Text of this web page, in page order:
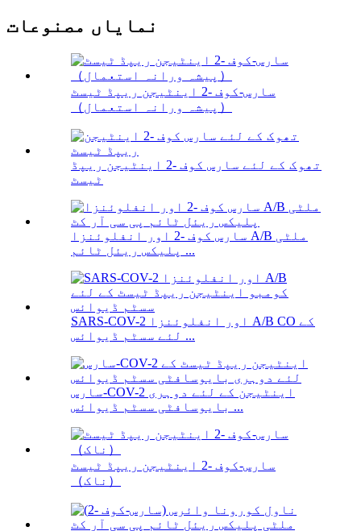
نمایاں مصنوعات
سارس-کوف -2 اینٹیجن ریپڈ ٹیسٹ
（پیشہ ورانہ استعمال）
تھوک کے لئے سارس کوف -2 اینٹیجن ریپڈ
ٹیسٹ
سارس کوف -2 اور انفلوئنزا A/B ملٹی
پلیکس ریئل ٹائم ...
SARS-COV-2 اور انفلوئنزا A/B CO کے
لئے سسٹم ڈیوائس ...
سارس-COV-2 اینٹیجن کے لئے دوہری
بایوسافٹی سسٹم ڈیوائس ...
سارس-کوف -2 اینٹیجن ریپڈ ٹیسٹ
（ناک）